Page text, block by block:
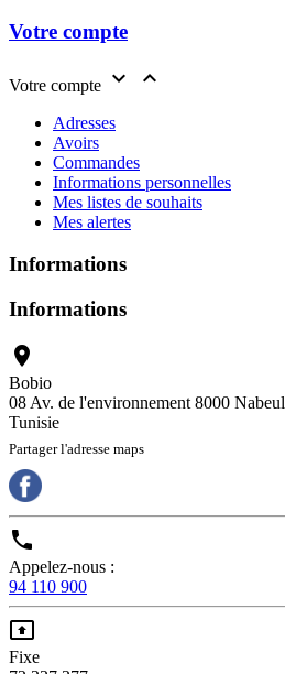
Votre compte
Votre compte  
Adresses
Avoirs
Commandes
Informations personnelles
Mes listes de souhaits
Mes alertes
Informations
Informations

Bobio
08 Av. de l'environnement 8000 Nabeul
Tunisie
Partager l'adresse maps

Appelez-nous :
94 110 900

Fixe